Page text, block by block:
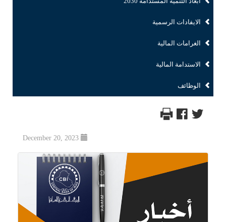
الايفادات الرسمية
الغرامات المالية
الاستدامة المالية
الوظائف